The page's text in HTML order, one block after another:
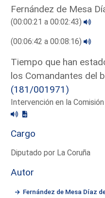
Fernández de Mesa
(00:00:21 a 00:02:43)
(00:06:42 a 00:08:16)
Tiempo que han
los Comandantes del
(181/001971)
Intervención en la
Cargo
Diputado por La Coruña
Autor
Fernández de Mesa Díaz